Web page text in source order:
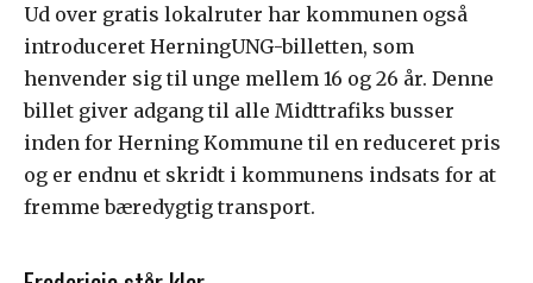
Ud over gratis lokalruter har kommunen også
introduceret HerningUNG-billetten, som
henvender sig til unge mellem 16 og 26 år. Denne
billet giver adgang til alle Midttrafiks busser
inden for Herning Kommune til en reduceret pris
og er endnu et skridt i kommunens indsats for at
fremme bæredygtig transport.